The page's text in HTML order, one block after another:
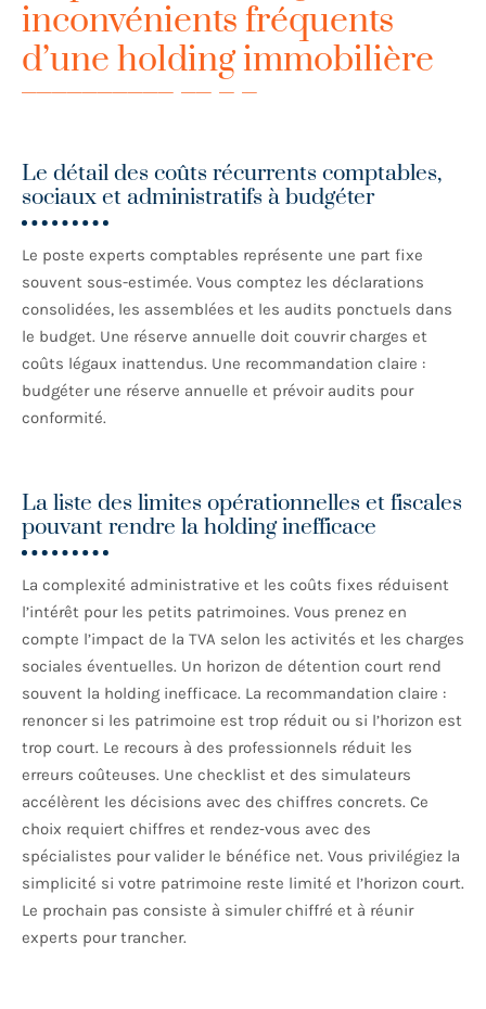
inconvénients fréquents
d’une holding immobilière
Le détail des coûts récurrents comptables,
sociaux et administratifs à budgéter
Le poste experts comptables représente une part fixe
souvent sous-estimée. Vous comptez les déclarations
consolidées, les assemblées et les audits ponctuels dans
le budget. Une réserve annuelle doit couvrir charges et
coûts légaux inattendus. Une recommandation claire :
budgéter une réserve annuelle et prévoir audits pour
conformité.
La liste des limites opérationnelles et fiscales
pouvant rendre la holding inefficace
La complexité administrative et les coûts fixes réduisent
l’intérêt pour les petits patrimoines. Vous prenez en
compte l’impact de la TVA selon les activités et les charges
sociales éventuelles. Un horizon de détention court rend
souvent la holding inefficace. La recommandation claire :
renoncer si les patrimoine est trop réduit ou si l’horizon est
trop court. Le recours à des professionnels réduit les
erreurs coûteuses. Une checklist et des simulateurs
accélèrent les décisions avec des chiffres concrets. Ce
choix requiert chiffres et rendez‑vous avec des
spécialistes pour valider le bénéfice net. Vous privilégiez la
simplicité si votre patrimoine reste limité et l’horizon court.
Le prochain pas consiste à simuler chiffré et à réunir
experts pour trancher.